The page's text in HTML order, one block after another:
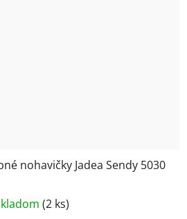
nohavičky Jadea Sendy 5030
hodnotenie
(2 ks)